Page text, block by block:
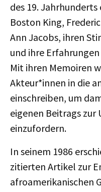
des 19.
Boston King,
Ann Jacobs, ihren
und ihre
Mit ihren Memoiren
Akteur*innen in die
einschreiben, um
eigenen Beitrags zur
einzufordern.
In seinem 1986
zitierten Artikel zur
afroamerikanischen